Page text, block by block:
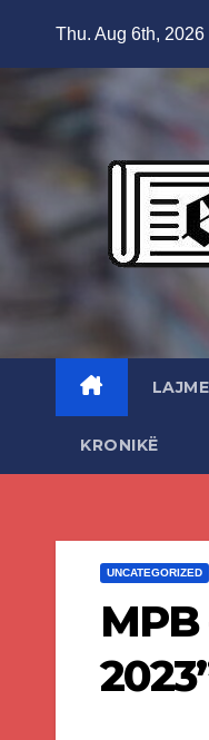
Thu. Aug 6th, 2026
LAJME
KRONIKË
UNCATEGORIZED